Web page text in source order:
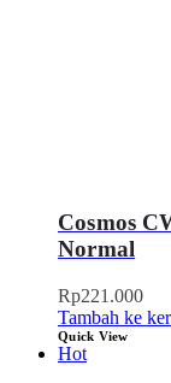
Cosmos
Normal
Rp221.000
Tambah ke
Quick View
Hot